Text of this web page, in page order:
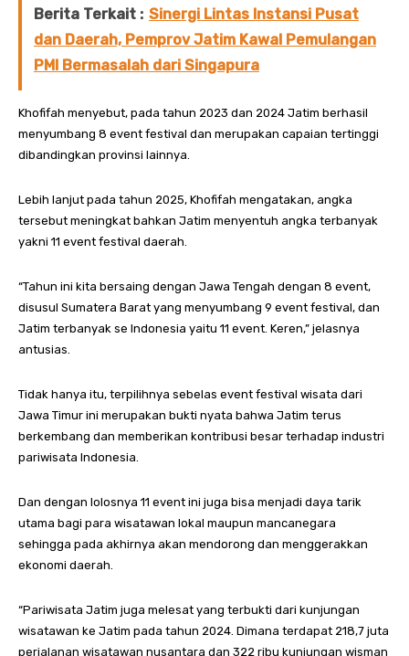
Berita Terkait : Sinergi Lintas Instansi Pusat
dan Daerah, Pemprov Jatim Kawal Pemulangan
PMI Bermasalah dari Singapura
Khofifah menyebut, pada tahun 2023 dan 2024 Jatim berhasil
menyumbang 8 event festival dan merupakan capaian tertinggi
dibandingkan provinsi lainnya.
Lebih lanjut pada tahun 2025, Khofifah mengatakan, angka
tersebut meningkat bahkan Jatim menyentuh angka terbanyak
yakni 11 event festival daerah.
“Tahun ini kita bersaing dengan Jawa Tengah dengan 8 event,
disusul Sumatera Barat yang menyumbang 9 event festival, dan
Jatim terbanyak se Indonesia yaitu 11 event. Keren,” jelasnya
antusias.
Tidak hanya itu, terpilihnya sebelas event festival wisata dari
Jawa Timur ini merupakan bukti nyata bahwa Jatim terus
berkembang dan memberikan kontribusi besar terhadap industri
pariwisata Indonesia.
Dan dengan lolosnya 11 event ini juga bisa menjadi daya tarik
utama bagi para wisatawan lokal maupun mancanegara
sehingga pada akhirnya akan mendorong dan menggerakkan
ekonomi daerah.
“Pariwisata Jatim juga melesat yang terbukti dari kunjungan
wisatawan ke Jatim pada tahun 2024. Dimana terdapat 218,7 juta
perjalanan wisatawan nusantara dan 322 ribu kunjungan wisman